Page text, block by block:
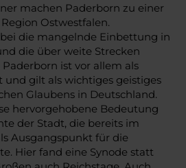
machen Paderborn zu einer
Ostwestfalen.
die mangelnde Einbettung in
die über weite Strecken
ist vor allem als
und gilt als wichtiges geistiges
Glaubens in Deutschland.
hervorgehobene Bedeutung
der Stadt, die bereits im
Ausgangspunkt für die
Hier fand eine Synode statt